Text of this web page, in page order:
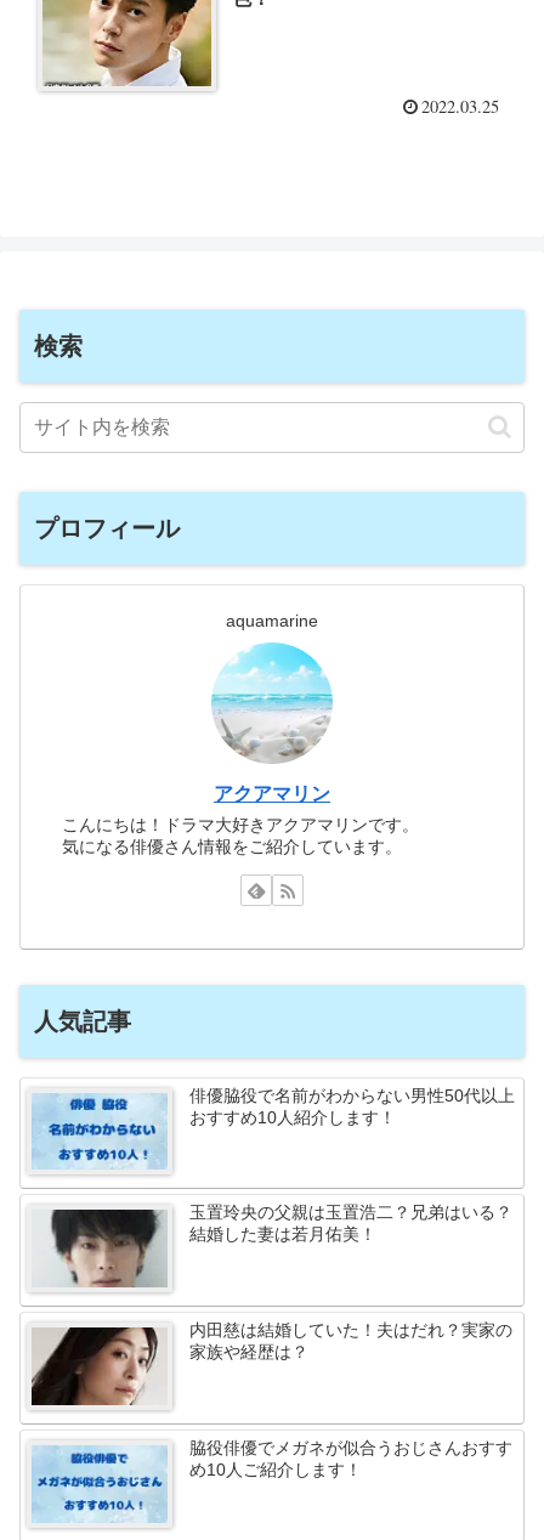
2022.03.25
検索
プロフィール
aquamarine
アクアマリン
こんにちは！ドラマ大好きアクアマリンです。
気になる俳優さん情報をご紹介しています。
人気記事
俳優脇役で名前がわからない男性50代以上
おすすめ10人紹介します！
玉置玲央の父親は玉置浩二？兄弟はいる？
結婚した妻は若月佑美！
内田慈は結婚していた！夫はだれ？実家の
家族や経歴は？
脇役俳優でメガネが似合うおじさんおすす
め10人ご紹介します！